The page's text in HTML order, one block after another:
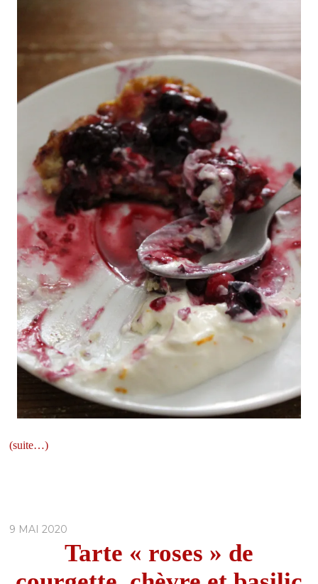
(suite…)
9 MAI 2020
Tarte « roses » de